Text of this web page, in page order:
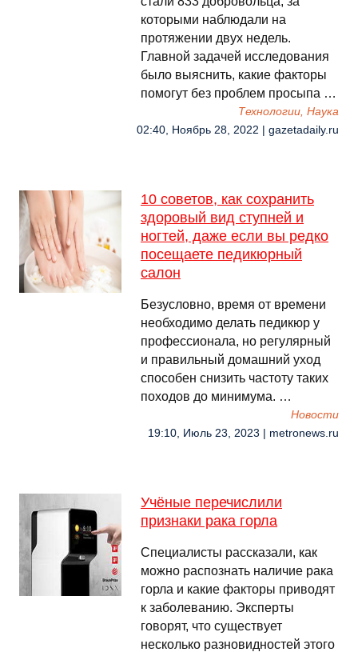
которыми наблюдали на
протяжении двух недель.
Главной задачей исследования
было выяснить, какие факторы
помогут без проблем просыпа …
Технологии, Наука
02:40, Ноябрь 28, 2022 | gazetadaily.ru
10 советов, как сохранить
здоровый вид ступней и
ногтей, даже если вы редко
посещаете педикюрный
салон
Безусловно, время от времени
необходимо делать педикюр у
профессионала, но регулярный
и правильный домашний уход
способен снизить частоту таких
походов до минимума. …
Новости
19:10, Июль 23, 2023 | metronews.ru
Учёные перечислили
признаки рака горла
Специалисты рассказали, как
можно распознать наличие рака
горла и какие факторы приводят
к заболеванию. Эксперты
говорят, что существует
несколько разновидностей этого